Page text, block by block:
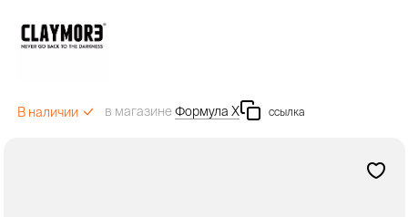
В наличии в магазинеФормула Х ссылка